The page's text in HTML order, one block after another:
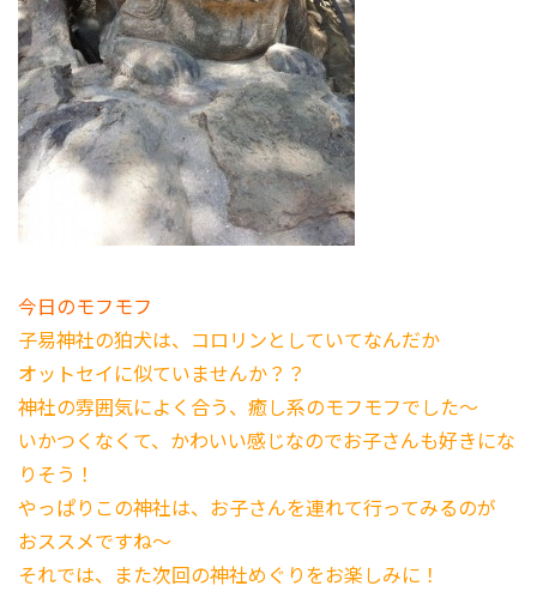
今日のモフモフ
子易神社の狛犬は、コロリンとしていてなんだか
オットセイに似ていませんか？？
神社の雰囲気によく合う、癒し系のモフモフでした～
いかつくなくて、かわいい感じなのでお子さんも好きにな
りそう！
やっぱりこの神社は、お子さんを連れて行ってみるのが
おススメですね～
それでは、また次回の神社めぐりをお楽しみに！